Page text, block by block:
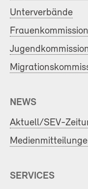
Unterverbände
Frauenkommission
NEWS
Aktuell/SEV-
SERVICES